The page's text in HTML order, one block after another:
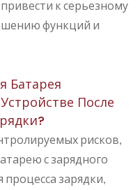
к серьезному
функций и
Батарея
После
рисков,
с зарядного
зарядки,